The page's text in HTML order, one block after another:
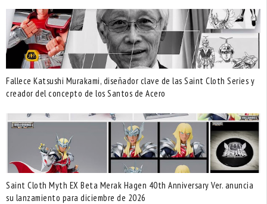
Fallece Katsushi Murakami, diseñador clave de las Saint Cloth Series y
creador del concepto de los Santos de Acero
Saint Cloth Myth EX Beta Merak Hagen 40th Anniversary Ver. anuncia
su lanzamiento para diciembre de 2026